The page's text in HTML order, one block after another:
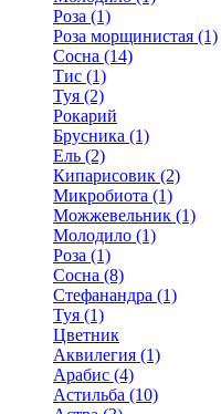
Роза (1)
Роза морщинистая (1)
Сосна (14)
Тис (1)
Туя (2)
Рокарий
Брусника (1)
Ель (2)
Кипарисовик (2)
Микробиота (1)
Можжевельник (1)
Молодило (1)
Роза (1)
Сосна (8)
Стефанандра (1)
Туя (1)
Цветник
Аквилегия (1)
Арабис (4)
Астильба (10)